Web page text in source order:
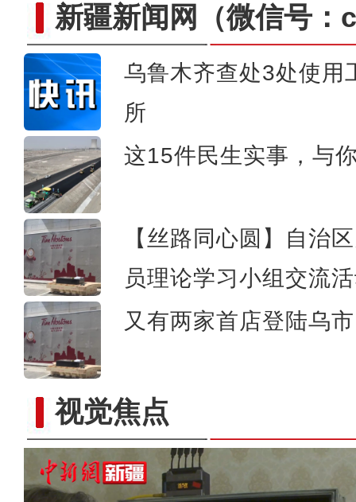
新疆新闻网 （微信号
乌鲁木齐查处3处使用
所
这15件民生实事，与
【丝路同心圆】自治
员理论学习小组交流
又有两家首店登陆乌
视觉焦点
新疆阿克苏：国家湿地公
电影《援疆干部》导演张忠